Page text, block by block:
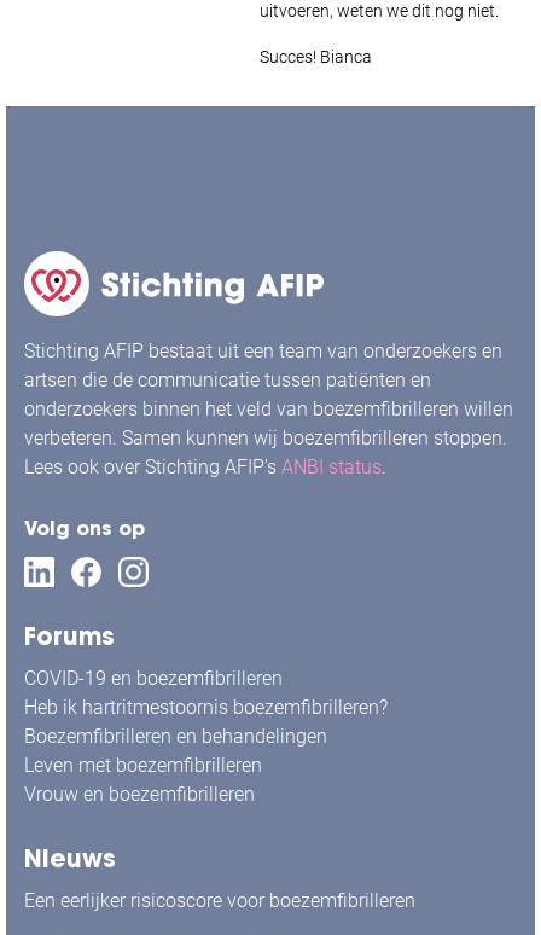
uitvoeren, weten we dit nog niet.
Succes! Bianca
Stichting AFIP bestaat uit een team van onderzoekers en
artsen die de communicatie tussen patiënten en
onderzoekers binnen het veld van boezemfibrilleren willen
verbeteren. Samen kunnen wij boezemfibrilleren stoppen.
Lees ook over Stichting AFIP's ANBI status.
Volg ons op
Forums
COVID-19 en boezemfibrilleren
Heb ik hartritmestoornis boezemfibrilleren?
Boezemfibrilleren en behandelingen
Leven met boezemfibrilleren
Vrouw en boezemfibrilleren
Nieuws
Een eerlijker risicoscore voor boezemfibrilleren